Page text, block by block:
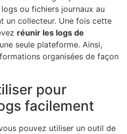
ou fichiers journaux au
un collecteur. Une fois cette
réunir les logs de
seule plateforme. Ainsi,
organisées de façon
pour
facilement
pouvez utiliser un outil de